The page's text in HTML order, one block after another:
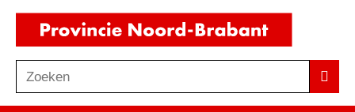
Ga
de
inhoud
o
Zoeken